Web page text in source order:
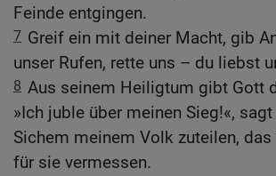
Feinde entgingen.
7 Greif ein mit deiner Macht, gib
unser Rufen, rette uns – du liebst
8 Aus seinem Heiligtum gibt Gott
»Ich juble über meinen Sieg!«,
Sichem meinem Volk zuteilen,
für sie vermessen.